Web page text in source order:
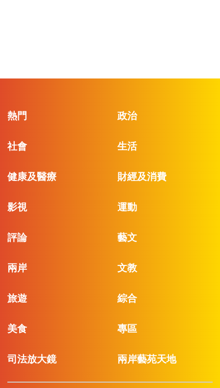
熱門 政治
社會 生活
健康及醫療 財經及消費
影視 運動
評論 藝文
兩岸 文教
旅遊 綜合
美食 專區
司法放大鏡 兩岸藝苑天地